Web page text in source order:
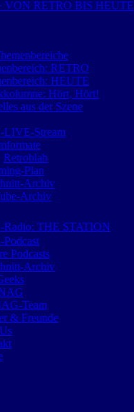
VON RETRO BIS HEUTE
RETRO
HEUTE
Hört, Hört!
aus der Szene
LIVE-Stream
Retroblah
Plan
Archiv
Archiv
Radio: THE STATION
Podcasts
Archiv
Team
& Freunde